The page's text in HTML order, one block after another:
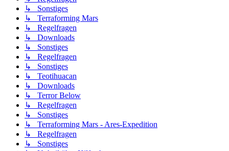
↳ Sonstiges
↳ Terraforming Mars
↳ Regelfragen
↳ Downloads
↳ Sonstiges
↳ Regelfragen
↳ Sonstiges
↳ Teotihuacan
↳ Downloads
↳ Terror Below
↳ Regelfragen
↳ Sonstiges
↳ Terraforming Mars - Ares-Expedition
↳ Regelfragen
↳ Sonstiges